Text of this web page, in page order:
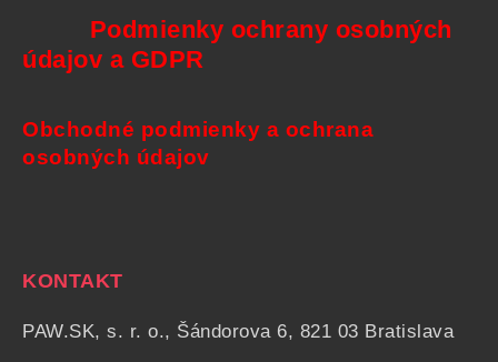
Podmienky ochrany osobných
údajov a GDPR
Obchodné podmienky a ochrana
osobných údajov
KONTAKT
PAW.SK, s. r. o., Šándorova 6, 821 03 Bratislava